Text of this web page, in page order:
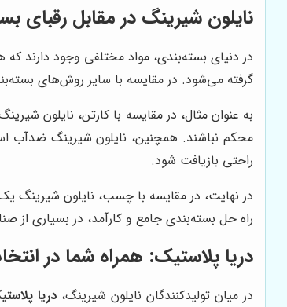
نایلون شیرینگ در مقابل رقبای
در دنیای بسته‌بندی، مواد مختلفی وجود دارند
گرفته می‌شود. در مقایسه با سایر روش‌های
به عنوان مثال، در مقایسه با کارتن، نایلون
محکم نباشند. همچنین، نایلون شیرینگ ضدآب
راحتی بازیافت شود.
در نهایت، در مقایسه با چسب، نایلون شیرینگ
راه حل بسته‌بندی جامع و کارآمد، در بسیاری از
دریا پلاستیک: همراه شما در
در میان تولیدکنندگان نایلون شیرینگ، دریا